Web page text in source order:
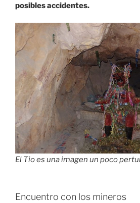
posibles accidentes.
El Tio es una imagen un poco
Encuentro con los mineros